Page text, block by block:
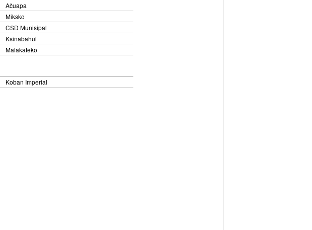
Ačuapa
Miksko
CSD Munisipal
Ksinabahul
Malakateko
Koban Imperial